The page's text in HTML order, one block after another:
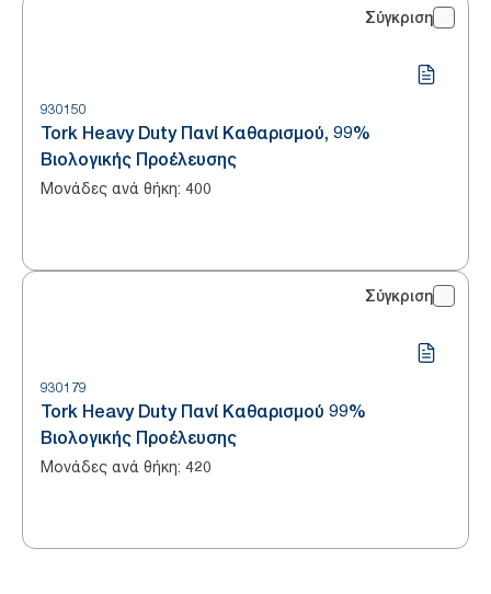
Σύγκριση
930150
Tork Heavy Duty Πανί Καθαρισμού, 99%
Βιολογικής Προέλευσης
Μονάδες ανά θήκη: 400
Σύγκριση
930179
Tork Heavy Duty Πανί Καθαρισμού 99%
Βιολογικής Προέλευσης
Μονάδες ανά θήκη: 420